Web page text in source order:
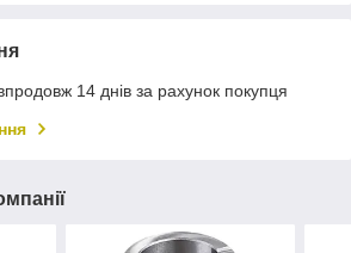
14 днів за рахунок покупця